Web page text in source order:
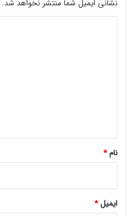
نشانی ایمیل شما منتشر نخواهد شد.
نام*
ایمیل*